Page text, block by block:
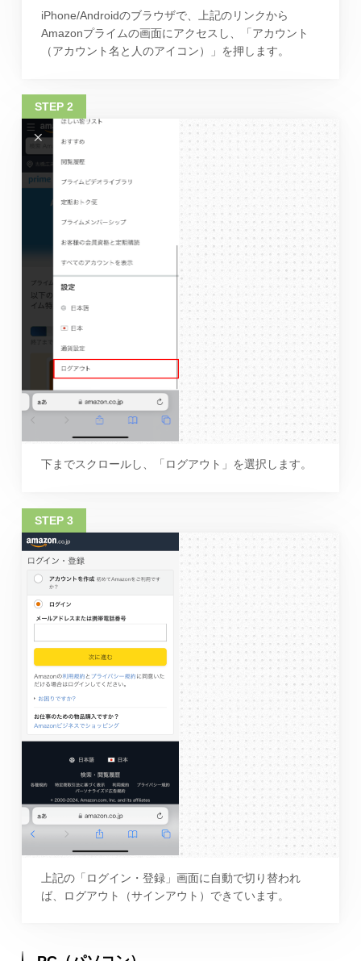
iPhone/Androidのブラウザで、上記のリンクから
Amazonプライムの画面にアクセスし、「アカウント
（アカウント名と人のアイコン）」を押します。
下までスクロールし、「ログアウト」を選択します。
上記の「ログイン・登録」画面に自動で切り替われ
ば、ログアウト（サインアウト）できています。